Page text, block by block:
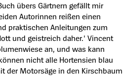
übers Gärtnern gefällt mir
Autorinnen reißen einen
praktischen Anleitungen zum
und geistreich daher.' Vincent
an, und was kann
nicht alle Hortensien blau
der Motorsäge in den Kirschbaum